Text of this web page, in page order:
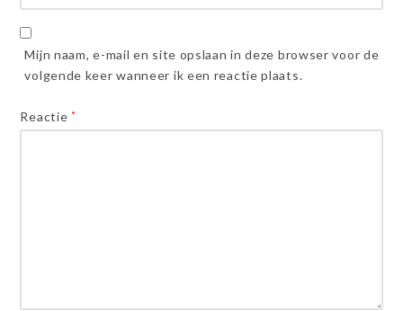
Mijn naam, e-mail en site opslaan in deze browser voor de
volgende keer wanneer ik een reactie plaats.
Reactie *